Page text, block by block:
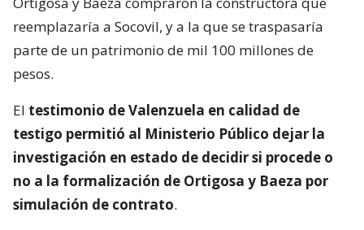
reemplazaría a Socovil, y a la que se traspasaría
parte de un patrimonio de mil 100 millones de
pesos.
El testimonio de Valenzuela en calidad de
testigo permitió al Ministerio Público dejar la
investigación en estado de decidir si procede o
no a la formalización de Ortigosa y Baeza por
simulación de contrato.